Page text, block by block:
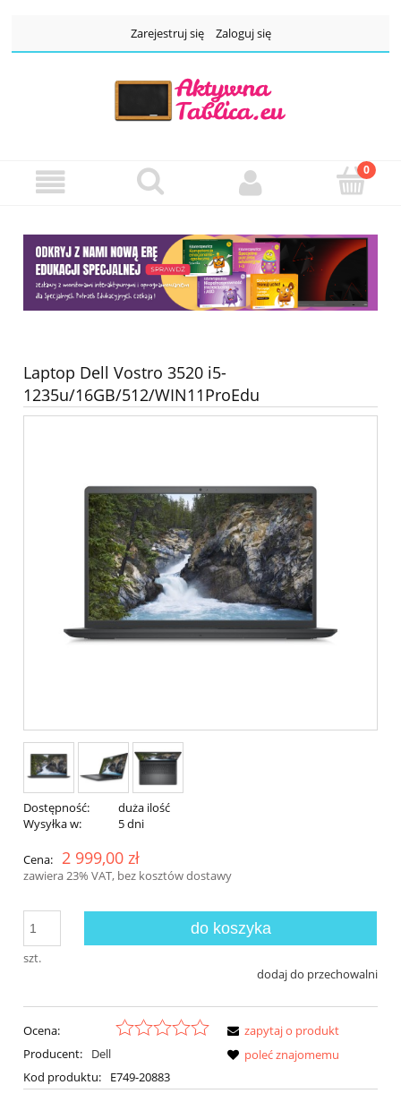
Zarejestruj się Zaloguj się
Laptop Dell Vostro 3520 i5-
1235u/16GB/512/WIN11ProEdu
Dostępność:
duża ilość
Wysyłka w:
5 dni
Cena: 2 999,00 zł
zawiera 23% VAT, bez kosztów dostawy
szt.
do koszyka
dodaj do przechowalni
Ocena:
Producent:
Dell
Kod produktu:
E749-20883
zapytaj o produkt
poleć znajomemu